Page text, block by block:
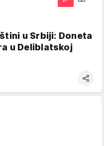
u Srbiji: Doneta
u Deliblatskoj